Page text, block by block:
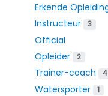
Erkende
Instructeur 3
Official
Opleider 2
Trainer-coach 4
Watersporter 1